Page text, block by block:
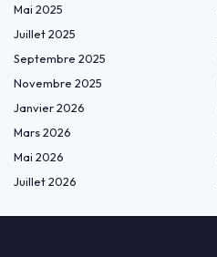
Mai 2025
Juillet 2025
Septembre 2025
Novembre 2025
Janvier 2026
Mars 2026
Mai 2026
Juillet 2026